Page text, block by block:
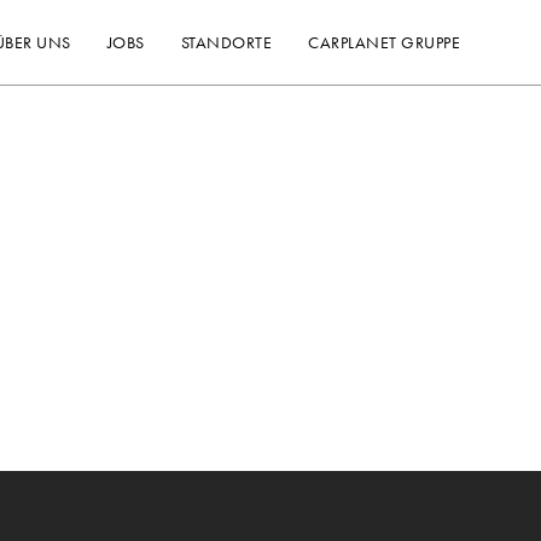
UNS JOBS STANDORTE CARPLANET GRUPPE